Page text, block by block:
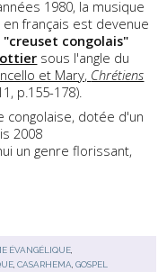
1980, la musique
français est devenue
"creuset congolais"
sous l'angle du
et Mary, Chrétiens
p.155-178).
congolaise, dotée d'un
2008
un genre florissant,
ÉVANGÉLIQUE,
,CASARHEMA ,GOSPEL